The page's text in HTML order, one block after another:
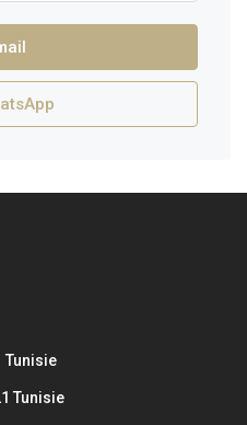
Tunisie
Tunisie